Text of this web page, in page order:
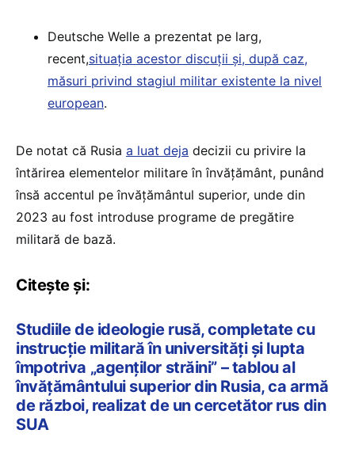
Deutsche Welle a prezentat pe larg,
recent,situația acestor discuții și, după caz,
măsuri privind stagiul militar existente la nivel
european.
De notat că Rusia a luat deja decizii cu privire la
întărirea elementelor militare în învățământ, punând
însă accentul pe învățământul superior, unde din
2023 au fost introduse programe de pregătire
militară de bază.
Citește și:
Studiile de ideologie rusă, completate cu
instrucție militară în universități și lupta
împotriva „agenților străini” – tablou al
învățământului superior din Rusia, ca armă
de război, realizat de un cercetător rus din
SUA